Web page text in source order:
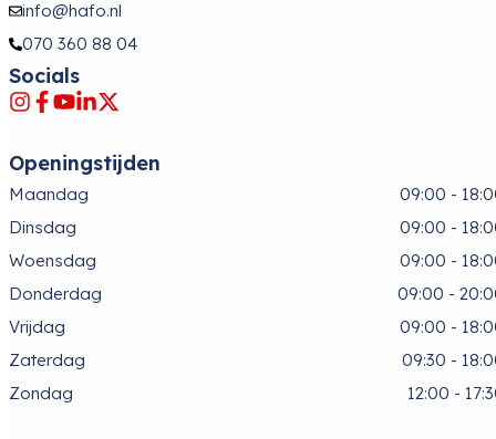
info@hafo.nl
070 360 88 04
Socials
Openingstijden
Maandag
09:00 -
Dinsdag
09:00 -
Woensdag
09:00 -
Donderdag
09:00 -
Vrijdag
09:00 -
Zaterdag
09:30 -
Zondag
12:00 -